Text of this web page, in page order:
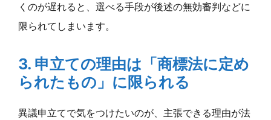
くのが遅れると、選べる手段が後述の無効審判などに
限られてしまいます。
3. 申立ての理由は「商標法に定め
られたもの」に限られる
異議申立てで気をつけたいのが、主張できる理由が法